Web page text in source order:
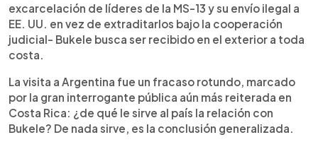
excarcelación de líderes de la MS-13 y su envío ilegal a
EE. UU. en vez de extraditarlos bajo la cooperación
judicial- Bukele busca ser recibido en el exterior a toda
costa.
La visita a Argentina fue un fracaso rotundo, marcado
por la gran interrogante pública aún más reiterada en
Costa Rica: ¿de qué le sirve al país la relación con
Bukele? De nada sirve, es la conclusión generalizada.